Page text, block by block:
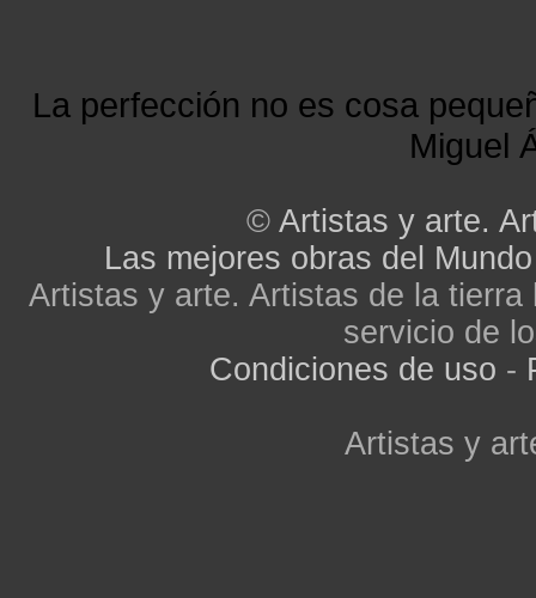
La perfección no es cosa
Miguel
© Artistas y arte.
Las mejores obras del Mundo
Artistas y arte. Artistas de la
servicio de
Condiciones de uso -
Artistas y